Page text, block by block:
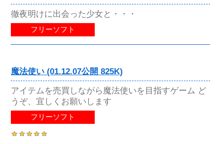
徹夜明けに出会った少女と・・・
フリーソフト
魔法使い (01.12.07公開 825K)
アイテムを売買しながら魔法使いを目指すゲーム ど
うぞ、宜しくお願いします
フリーソフト